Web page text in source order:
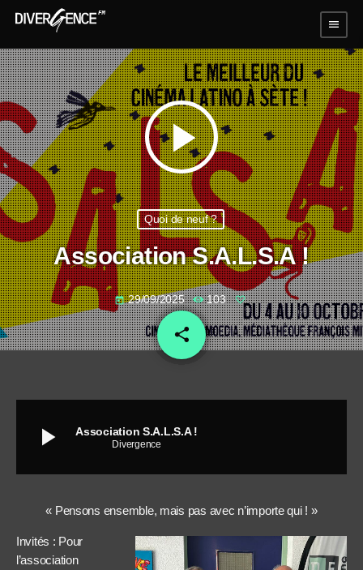
menu
play_arrow
Quoi de neuf ?
Association S.A.L.S.A !
today 29/09/2025 103
share
email
play_arrow Association S.A.L.S.A !
Divergence
« Pensons ensemble, mais pas avec n’importe qui ! »
Invités : Pour
l’association